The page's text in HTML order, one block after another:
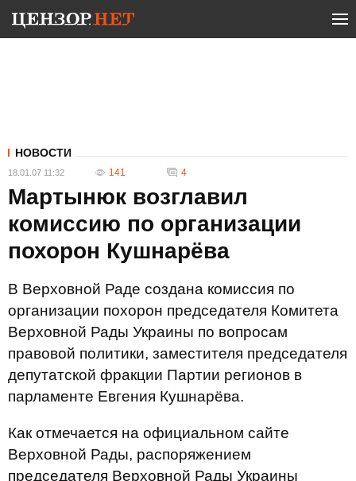
НОВОСТИ
18.01.07 11:32 141 4
Мартынюк возглавил
комиссию по организации
похорон Кушнарёва
В Верховной Раде создана комиссия по
организации похорон председателя Комитета
Верховной Рады Украины по вопросам
правовой политики, заместителя председателя
депутатской фракции Партии регионов в
парламенте Евгения Кушнарёва.
Как отмечается на официальном сайте
Верховной Рады, распоряжением
председателя Верховной Рады Украины